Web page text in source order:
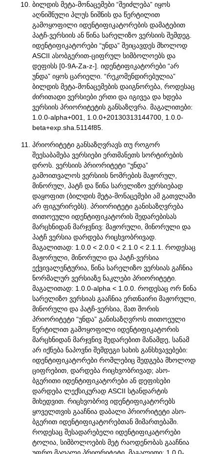
ბილდის მეტა-მონაცემები “შეიძლება” იყოს
აღნიშნული პლუს ნიშნის და წერტილით
გამოყოფილი იდენტიფიკატორების დამატებით
პატჩ-ვერსიის ან წინა სარელიზო ვერსიის შემდეგ.
იდენტიფიკატორები “უნდა” შეიცავდეს მხოლოდ
ASCII ასობგერით-ციფრულ სიმბოლოებს და
დეფისს [0-9A-Za-z-]. იდენტიფიკატორები “არ
უნდა” იყოს ცარიელი. “რეკომენდირებულია”
ბილდის მეტა-მონაცემების დაიგნორება, როდესაც
ძირითადი ვერსიები ერთი და იგივეა და ხდება
ვერსიის პრიორიტეტის განსაზღვრა. მაგალითები:
1.0.0-alpha+001, 1.0.0+20130313144700, 1.0.0-
beta+exp.sha.5114f85.
პრიორიტეტი განსაზღვრავს თუ როგორ
შეესაბამება ვერსიები ერთმანეთს სორტირების
დროს. ვერსიის პრიორიტეტი “უნდა”
გამოითვალოს ვერსიის ნომრების მაჟორულ,
მინორულ, პატჩ და წინა სარელიზო ვერსიებად
დაყოფით (ბილდის მეტა-მონაცემები ამ გათვლაში
არ ფიგურირებს). პრიორიტეტი განისაზღვრება
თითოეული იდენტიფიკატორის შედარებისას
მარცხნიდან მარჯვნივ: მაჟორული, მინორული და
პატჩ ვერსია დარდება რიცხვობრივად.
მაგალითად: 1.0.0 < 2.0.0 < 2.1.0 < 2.1.1. როდესაც
მაჟორული, მინორული და პატჩ-ვერსია
ექვივალენტურია, წინა სარელიზო ვერსიას გაჩნია
ნორმალურ ვერსიაზე ნაკლები პრიორიტეტი.
მაგალითად: 1.0.0-alpha < 1.0.0. როდესაც ორ წინა
სარელიზო ვერსიას გააჩნია ერთნაირი მაჟორული,
მინორული და პატჩ-ვერსია, მათ შორის
პრიორიტეტი “უნდა” განისაზღვროს თითოეული
წერტილით გამოყოფილი იდენტიფიკატორის
მარცხნიდან მარჯვნივ შედარებით მანამდე, სანამ
არ იქნება ნაპოვნი შემდეგი სახის განსხვავებები:
იდენტიფიკატორები რომლებიც შედგება მხოლოდ
ციფრებით, დარდება რიცხვობრივად; ასო-
ბგერითი იდენტიფიკატორები ან დეფისები
დარდება ლექსიკურად ASCII სტანდარტის
მიხედვით. რიცხვობრივ იდენტიფიკატორებს
ყოველთვის გააჩნია დაბალი პრიორიტეტი ასო-
ბგერით იდენტიფიკატორებთან მიმართებაში.
როდესაც შესადარებელი იდენტიფიკატორები
ტოლია, სიმბოლოების მეტ რაოდენობას გააჩნია